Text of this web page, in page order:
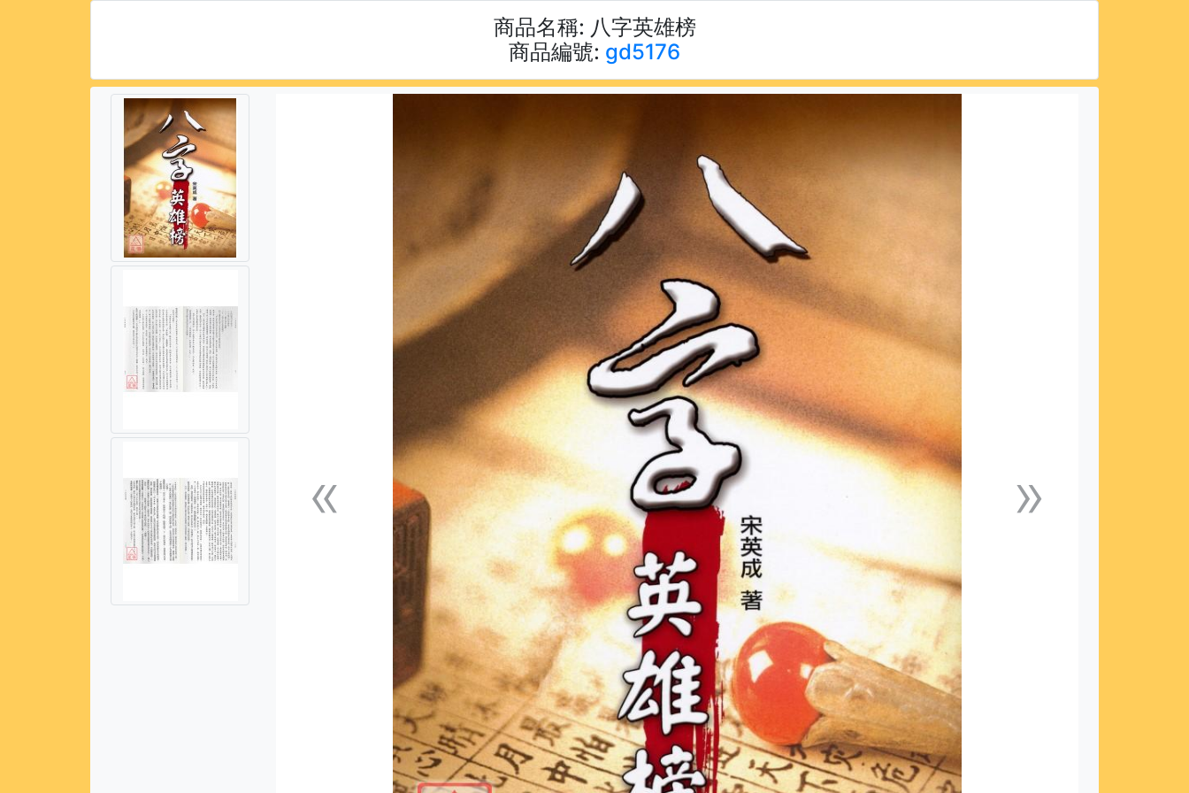
商品名稱: 八字英雄榜
商品編號: gd5176
«上一張 »下一張